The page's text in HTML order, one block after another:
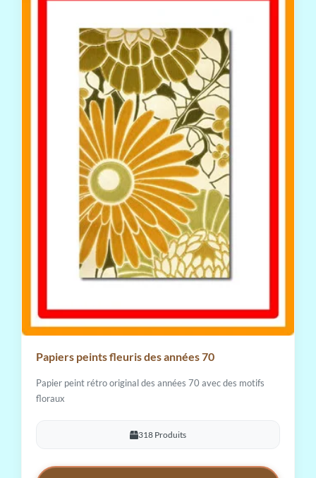
Papiers peints fleuris des années 70
Papier peint rétro original des années 70 avec des motifs
floraux
318 Produits